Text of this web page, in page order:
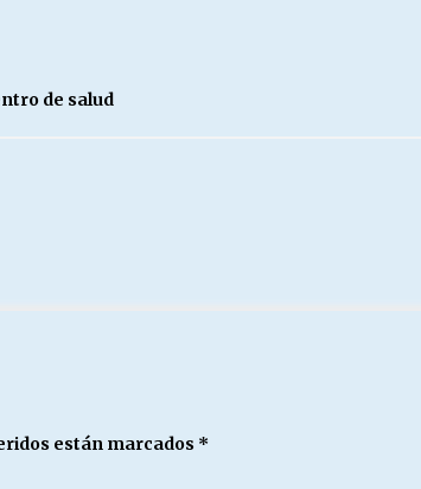
de salud
están marcados *